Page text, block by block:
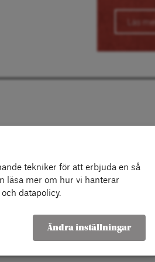
Läs mer
tekniker för att erbjuda en så
läsa mer om hur vi hanterar
datapolicy.
Ändra inställningar